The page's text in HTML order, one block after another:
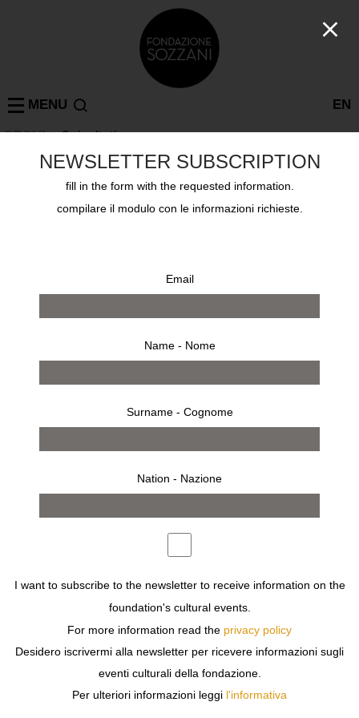
EN
MENU
SEOUL : 2 risultati
NEWSLETTER SUBSCRIPTION
fill in the form with the requested information.
compilare il modulo con le informazioni richieste.
Email
Name - Nome
Surname - Cognome
Nation - Nazione
I want to subscribe to the newsletter to receive information on the
foundation's cultural events.
For more information read the privacy policy
Desidero iscrivermi alla newsletter per ricevere informazioni sugli
eventi culturali della fondazione.
Per ulteriori informazioni leggi l'informativa